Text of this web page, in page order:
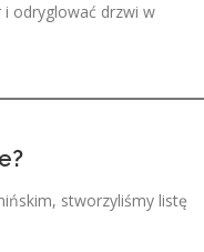
odryglować drzwi w
stworzyliśmy listę